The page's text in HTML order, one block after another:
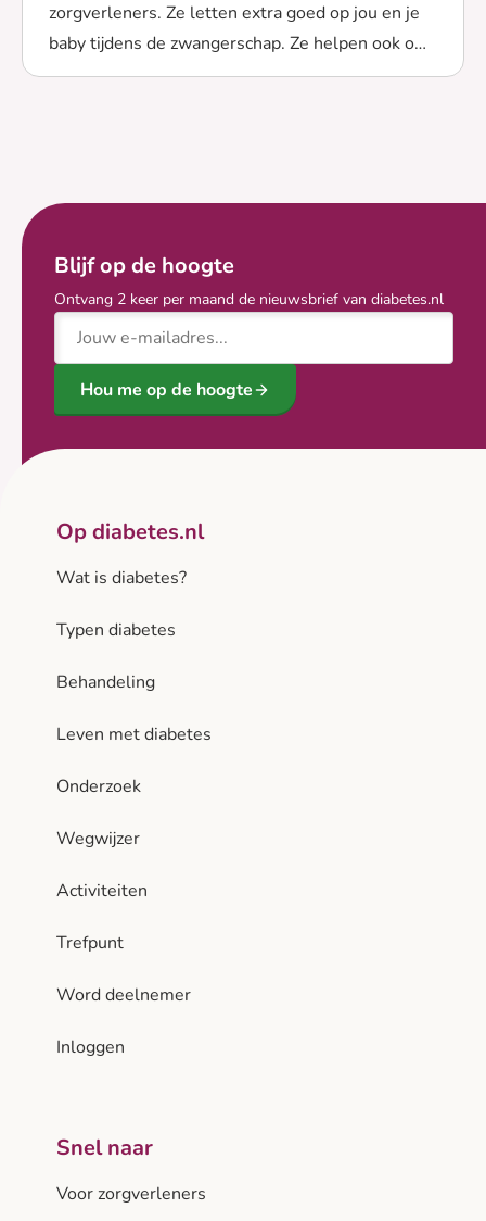
zorgverleners. Ze letten extra goed op jou en je
baby tijdens de zwangerschap. Ze helpen ook om
je bloedglucose zo normaal mogelijk te houden.
Lees meer over Behandeling en zorg bij zwangerschap
Blijf op de hoogte
Ontvang 2 keer per maand de nieuwsbrief van diabetes.nl
E-mailadres
Hou me op de hoogte
Op diabetes.nl
Wat is diabetes?
Typen diabetes
Behandeling
Leven met diabetes
Onderzoek
Wegwijzer
Activiteiten
Trefpunt
Word deelnemer
Inloggen
Snel naar
Voor zorgverleners